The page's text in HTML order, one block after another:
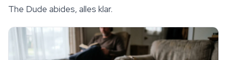
The Dude abides, alles klar.